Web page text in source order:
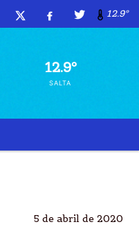
12.9º
12.9º
SALTA
5 de abril de 2020